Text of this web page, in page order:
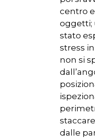
centro
oggetti;
stato
stress
non si
dalle